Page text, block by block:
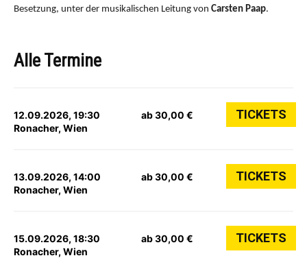
Besetzung, unter der musikalischen Leitung von Carsten Paap.
Alle Termine
12.09.2026, 19:30
Ronacher, Wien
ab 30,00 € TICKETS
13.09.2026, 14:00
Ronacher, Wien
ab 30,00 € TICKETS
15.09.2026, 18:30
Ronacher, Wien
ab 30,00 € TICKETS